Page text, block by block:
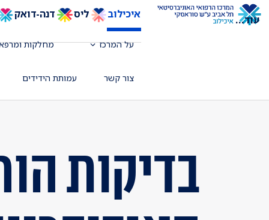
איכילוב ליס דנה-דואק
על המרכז מחלקות
צור קשר עמותת הידידים
עוד...
בדיקות